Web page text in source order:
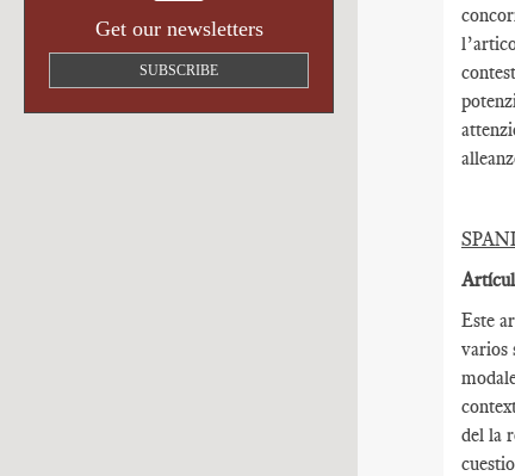
Get our newsletters
SUBSCRIBE
Este
varios
del la